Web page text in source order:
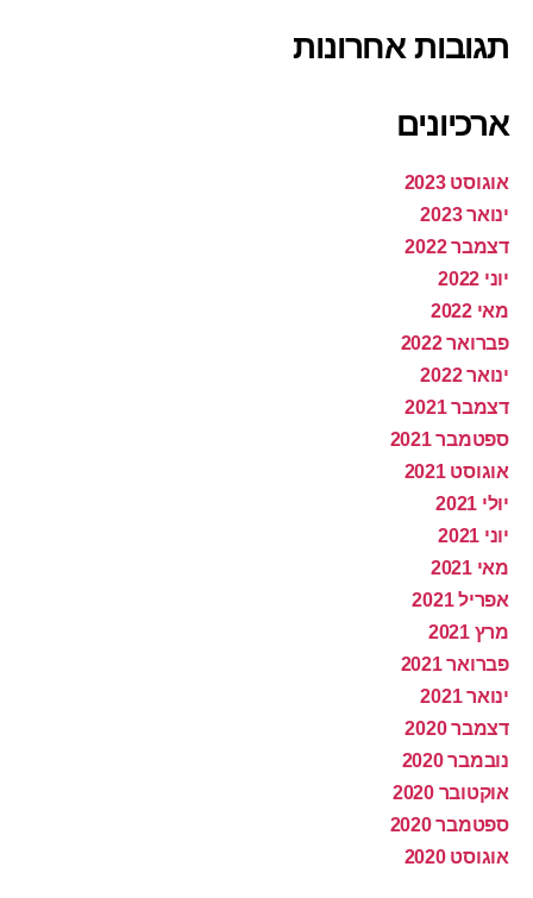
תגובות אחרונות
ארכיונים
אוגוסט 2023
ינואר 2023
דצמבר 2022
יוני 2022
מאי 2022
פברואר 2022
ינואר 2022
דצמבר 2021
ספטמבר 2021
אוגוסט 2021
יולי 2021
יוני 2021
מאי 2021
אפריל 2021
מרץ 2021
פברואר 2021
ינואר 2021
דצמבר 2020
נובמבר 2020
אוקטובר 2020
ספטמבר 2020
אוגוסט 2020